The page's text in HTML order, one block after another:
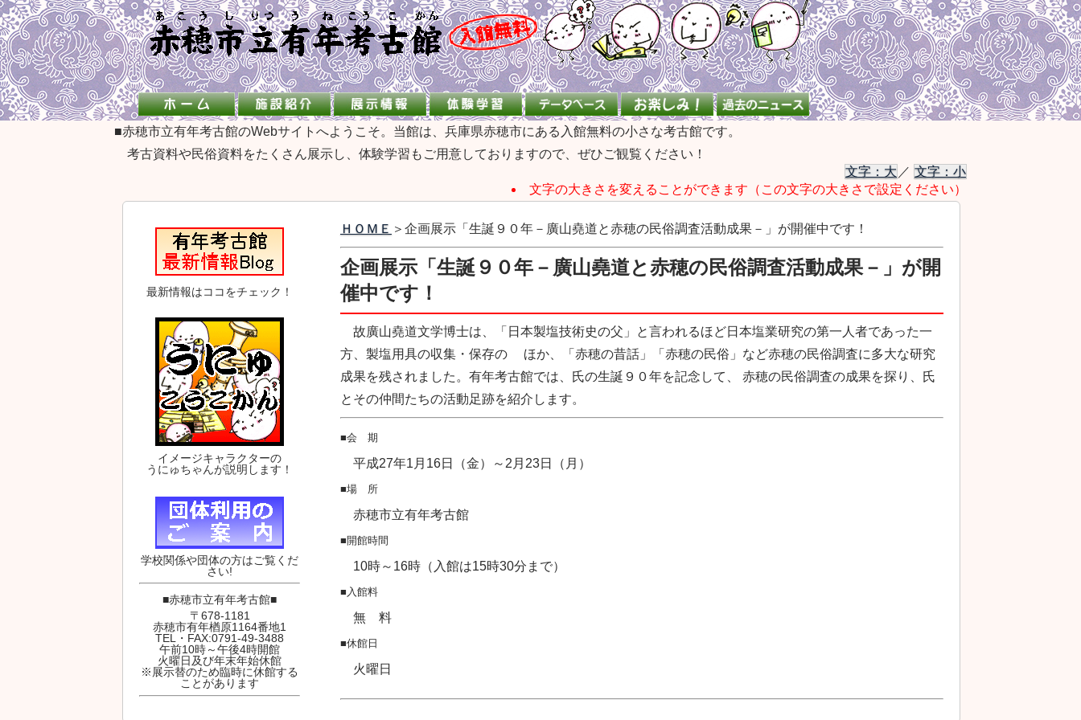
■赤穂市立有年考古館のWebサイトへようこそ。当館は、兵庫県赤穂市にある入館無料の小さな考古館です。
考古資料や民俗資料をたくさん展示し、体験学習もご用意しておりますので、ぜひご観覧ください！
文字：大 ／ 文字：小
文字の大きさを変えることができます（この文字の大きさで設定ください）
ＨＯＭＥ ＞企画展示「生誕９０年－廣山堯道と赤穂の民俗調査活動成果－」が開催中です！
企画展示「生誕９０年－廣山堯道と赤穂の民俗調査活動成果－」が開
催中です！
故廣山堯道文学博士は、「日本製塩技術史の父」と言われるほど日本塩業研究の第一人者であった一
方、製塩用具の収集・保存の ほか、「赤穂の昔話」「赤穂の民俗」など赤穂の民俗調査に多大な研究
成果を残されました。有年考古館では、氏の生誕９０年を記念して、 赤穂の民俗調査の成果を探り、氏
とその仲間たちの活動足跡を紹介します。
■会 期
平成27年1月16日（金）～2月23日（月）
■場 所
赤穂市立有年考古館
■開館時間
10時～16時（入館は15時30分まで）
■入館料
無 料
■休館日
火曜日
最新情報はココをチェック！
イメージキャラクターの
うにゅちゃんが説明します！
学校関係や団体の方はご覧くだ
さい!
■赤穂市立有年考古館■
〒678-1181
赤穂市有年楢原1164番地1
TEL・FAX:0791-49-3488
午前10時～午後4時開館
火曜日及び年末年始休館
※展示替のため臨時に休館する
ことがあります